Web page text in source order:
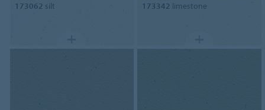
173062 silt 173342 limestone